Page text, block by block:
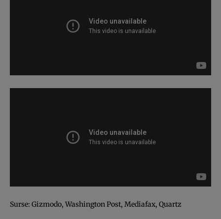
Surse: Gizmodo, Washington Post, Mediafax, Quartz